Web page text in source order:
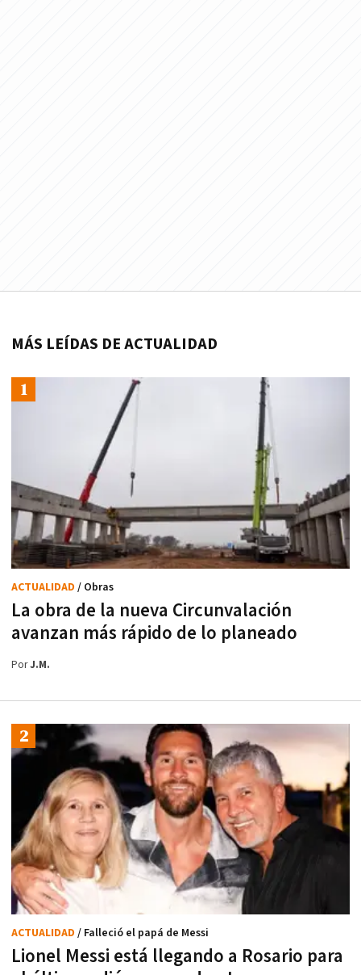
MÁS LEÍDAS DE ACTUALIDAD
La obra de la nueva Circunvalación
avanzan más rápido de lo planeado
ACTUALIDAD / Obras
PorJ.M.
Lionel Messi está llegando a Rosario para
ACTUALIDAD / Falleció el papá de Messi